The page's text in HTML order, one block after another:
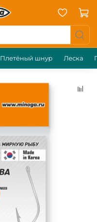
Плетёный шнур Леска